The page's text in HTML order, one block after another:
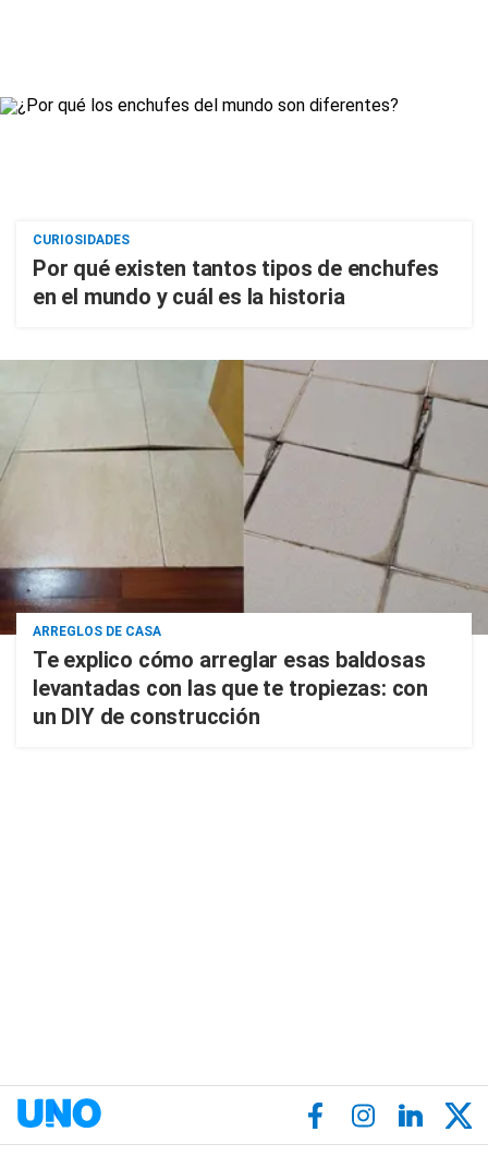
CURIOSIDADES
Por qué existen tantos tipos de enchufes
en el mundo y cuál es la historia
ARREGLOS DE CASA
Te explico cómo arreglar esas baldosas
levantadas con las que te tropiezas: con
un DIY de construcción